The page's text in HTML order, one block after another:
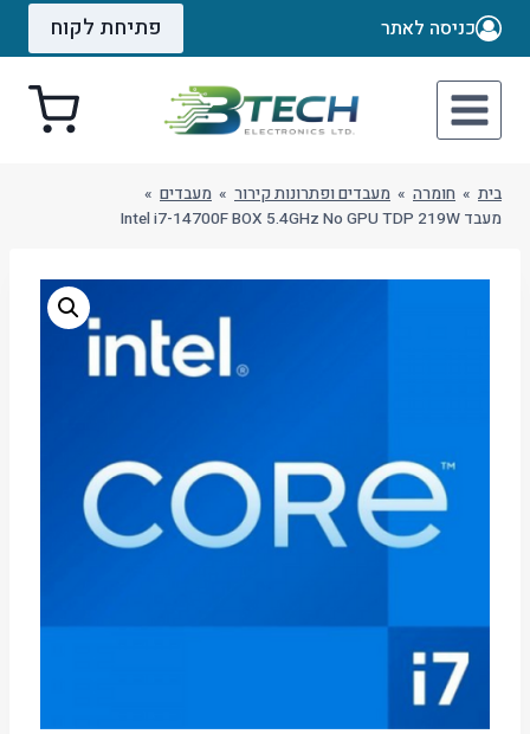
Skip
כניסה לאתר פתיחת לקוח
בית » חומרה » מעבדים ופתרונות קירור » מעבדים »
מעבד Intel i7-14700F BOX 5.4GHz No GPU TDP 219W